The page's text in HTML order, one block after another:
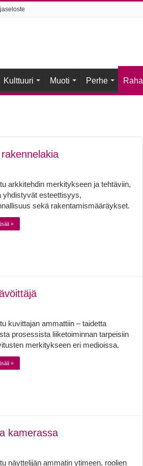
Kulttuuri Muoti Perhe Raha
arkkitehdin merkitykseen ja tehtäviin,
yhdistyvät esteettisyys,
sekä rakentamismääräykset.
»
kuvittajan ammattiin – taidetta
prosessista liiketoiminnan tarpeisiin
merkitykseen eri medioissa.
»
kamerassa
näyttelijän ammatin ytimeen, roolien